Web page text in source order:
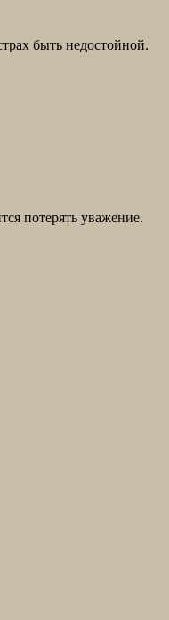
быть недостойной.
потерять уважение.